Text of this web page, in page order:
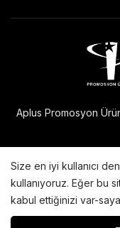
Aplus Promosyon
Bu internet sitesiX
Size en iyi kullanıcı
kullanıyoruz. Eğer bu
kabul ettiğinizi var-